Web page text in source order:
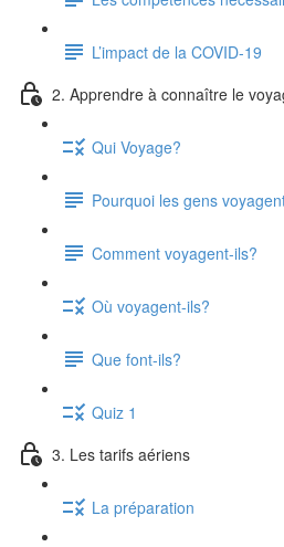
L’impact de la COVID-19
2. Apprendre à connaître le
Qui Voyage?
Pourquoi les gens
Comment voyagent-ils?
Où voyagent-ils?
Que font-ils?
Quiz 1
3. Les tarifs aériens
La préparation